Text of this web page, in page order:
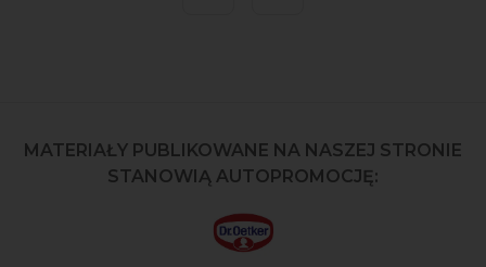
MATERIAŁY PUBLIKOWANE NA NASZEJ STRONIE
STANOWIĄ AUTOPROMOCJĘ: